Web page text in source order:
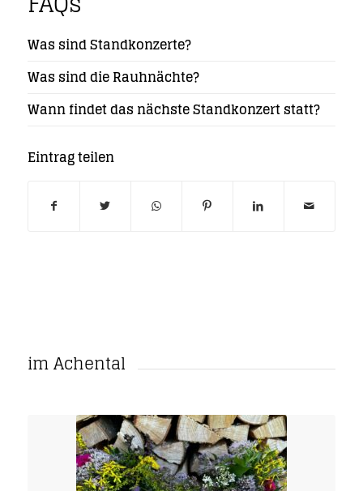
Was sind Standkonzerte?
Was sind die Rauhnächte?
Wann findet das nächste Standkonzert statt?
Eintrag teilen
im Achental